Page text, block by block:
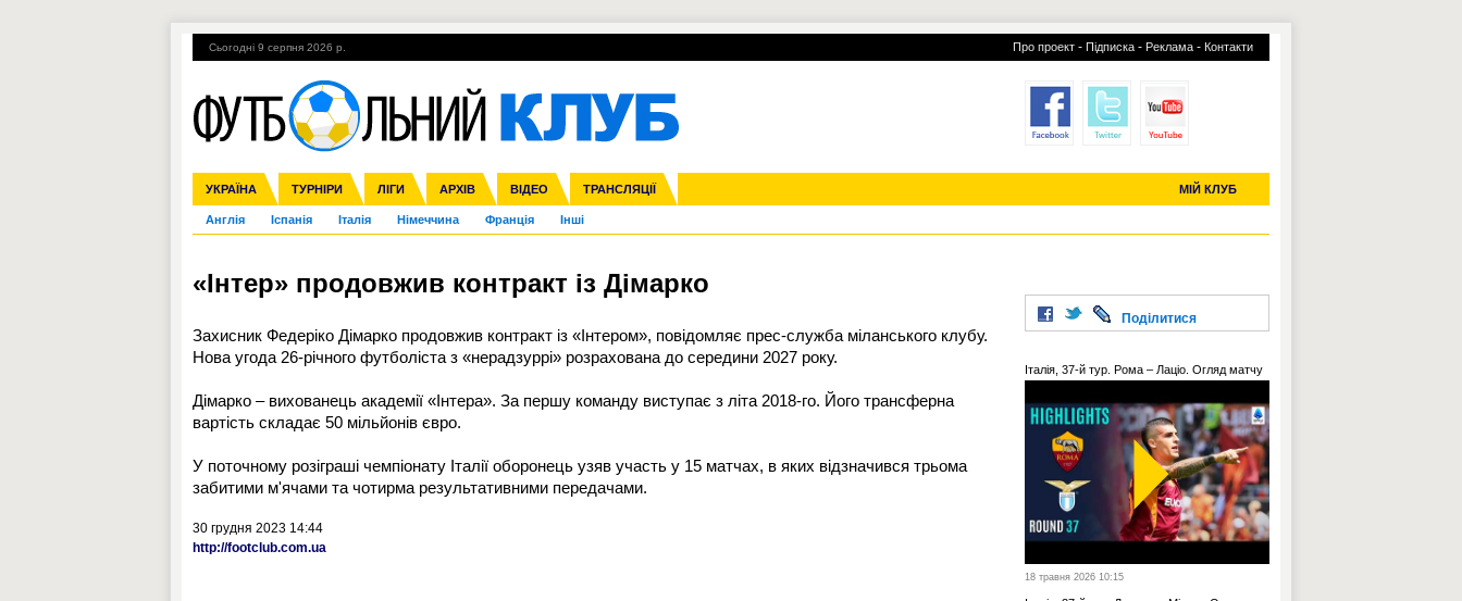
Сьогодні 9 серпня 2026 р. Про проект - Підписка - Реклама - Контакти
УКРАЇНА ТУРНІРИ ЛІГИ АРХІВ ВІДЕО ТРАНСЛЯЦІЇ МІЙ КЛУБ
Збірна Прем'єр-ліга Перша ліга Друга ліга Кубок України Молодіжка
Ліга чемпіонів Ліга Європи Міжнародні Ліга націй Ліга конференцій
Англія Іспанія Італія Німеччина Франція Інші
ЧС-2014 ЄВРО-2016 Росія Кубок конфедерацій ЧЄ-2015 (U-21)
Гарячі теми УПЛ, 2-й тур ВІЙНА УПЛ-ПЕРЕХОДИ УСІ ТРАНСФЕРИ
«Інтер» продовжив контракт із Дімарко
Захисник Федеріко Дімарко продовжив контракт із «Інтером», повідомляє прес-служба міланського клубу.
Нова угода 26-річного футболіста з «нерадзуррі» розрахована до середини 2027 року.
Дімарко – вихованець академії «Інтера». За першу команду виступає з літа 2018-го. Його трансферна
вартість складає 50 мільйонів євро.
У поточному розіграші чемпіонату Італії оборонець узяв участь у 15 матчах, в яких відзначився трьома
забитими м'ячами та чотирма результативними передачами.
30 грудня 2023 14:44
http://footclub.com.ua
Поділитися
Італія, 37-й тур. Рома – Лаціо. Огляд матчу
18 травня 2026 10:15